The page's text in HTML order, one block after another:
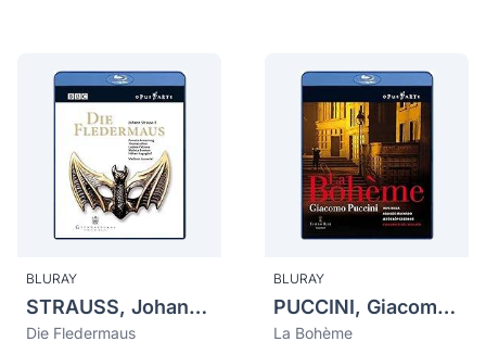
BLURAY
STRAUSS, Johann II (1825-1899)
Die Fledermaus
BLURAY
PUCCINI, Giacomo (1858-1924)
La Bohème